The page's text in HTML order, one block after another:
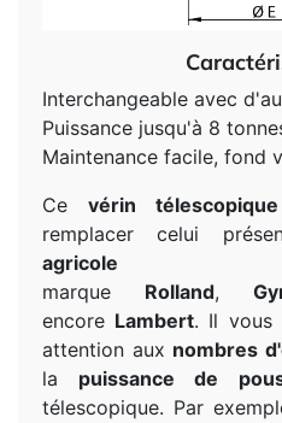
Interchangeable avec
Puissance jusqu'à 8
Maintenance facile, fond
Cevérin télescopique
remplacer celui
agricole
marque Rolland,
encore Lambert. Il vous
attention aux nombres
la puissance de
télescopique. Par